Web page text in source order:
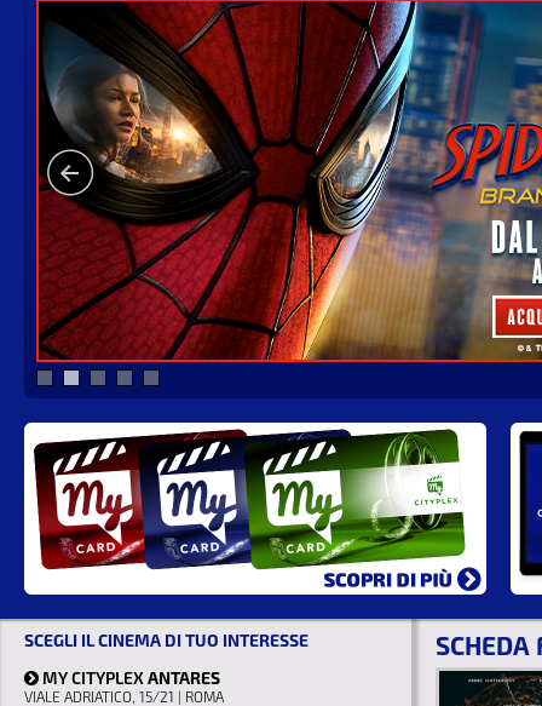
SCEGLI IL CINEMA DI TUO INTERESSE
MY CITYPLEXANTARES
VIALE ADRIATICO, 15/21 | ROMA
SCHEDA